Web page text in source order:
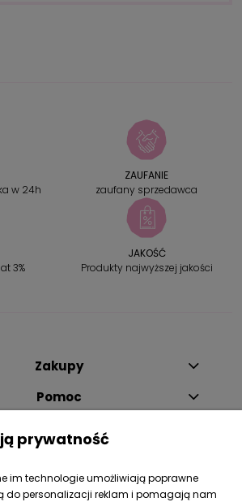
w 24h
ZAUFANIE
zaufany sprzedawca
3%
JAKOŚĆ
Produkty najwyższej jakości
Zakupy
Pomoc
Dane firmy
prywatność
im technologie umożliwiają poprawne
do personalizacji reklam i pomagają nam